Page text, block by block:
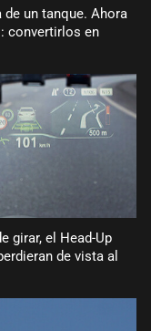
un tanque. Ahora
convertirlos en
girar, el Head-Up
de vista al